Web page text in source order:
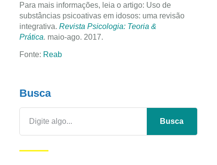
Para mais informações, leia o artigo: Uso de
substâncias psicoativas em idosos: uma revisão
integrativa. Revista Psicologia: Teoria &
Prática. maio-ago. 2017.
Fonte: Reab
Busca
Busca